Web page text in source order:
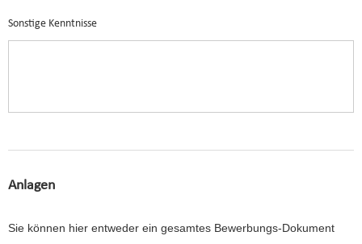
Sonstige Kenntnisse
Anlagen
Sie können hier entweder ein gesamtes Bewerbungs-Dokument